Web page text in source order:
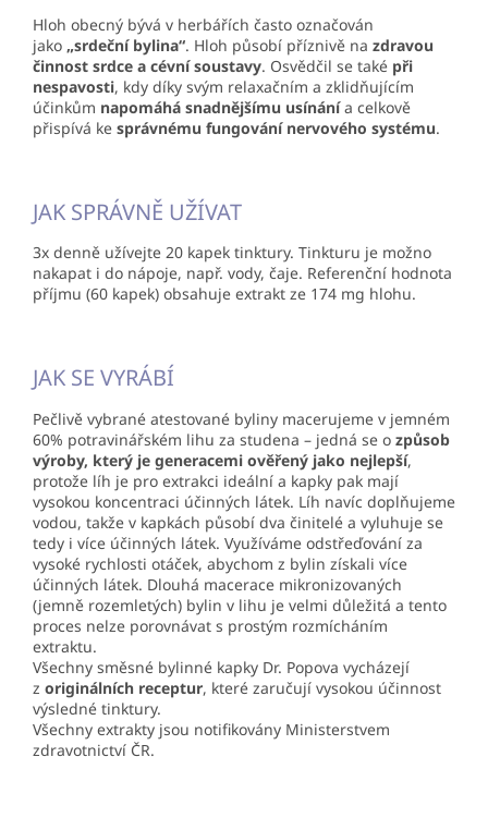
Hloh obecný bývá v herbářích často označován
jako „srdeční bylina“. Hloh působí příznivě na zdravou
činnost srdce a cévní soustavy. Osvědčil se také při
nespavosti, kdy díky svým relaxačním a zklidňujícím
účinkům napomáhá snadnějšímu usínánía celkově
přispívá ke správnému fungování nervového systému.
JAK SPRÁVNĚ UŽÍVAT
3x denně užívejte 20 kapek tinktury. Tinkturu je možno
nakapat i do nápoje, např. vody, čaje. Referenční hodnota
příjmu (60 kapek) obsahuje extrakt ze 174 mg hlohu.
JAK SE VYRÁBÍ
Pečlivě vybrané atestované byliny macerujeme v jemném
60% potravinářském lihu za studena – jedná se o způsob
výroby, který je generacemi ověřený jako nejlepší,
protože líh je pro extrakci ideální a kapky pak mají
vysokou koncentraci účinných látek. Líh navíc doplňujeme
vodou, takže v kapkách působí dva činitelé a vyluhuje se
tedy i více účinných látek. Využíváme odstřeďování za
vysoké rychlosti otáček, abychom z bylin získali více
účinných látek. Dlouhá macerace mikronizovaných
(jemně rozemletých) bylin v lihu je velmi důležitá a tento
proces nelze porovnávat s prostým rozmícháním
extraktu.
Všechny směsné bylinné kapky Dr. Popova vycházejí
z originálních receptur, které zaručují vysokou účinnost
výsledné tinktury.
Všechny extrakty jsou notifikovány Ministerstvem
zdravotnictví ČR.